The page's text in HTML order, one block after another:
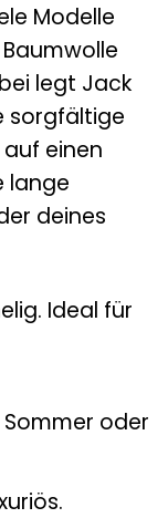
Modelle
legt Jack
sorgfältige
einen
lange
deines
Ideal für
oder